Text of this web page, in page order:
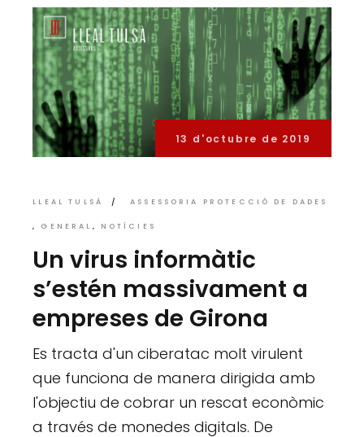
13 d'octubre de 2019
LLEAL TULSÀ ASSESSORIA PROTECCIÓ DE DADES
GENERAL NOTÍCIES
Un virus informàtic
s’estén massivament a
empreses de Girona
Es tracta d'un ciberatac molt virulent
que funciona de manera dirigida amb
l'objectiu de cobrar un rescat econòmic
a través de monedes digitals. De